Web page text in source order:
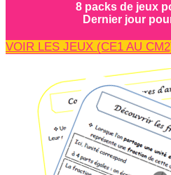
8 packs de jeux
Dernier jour
VOIR LES JEUX (CE1 AU